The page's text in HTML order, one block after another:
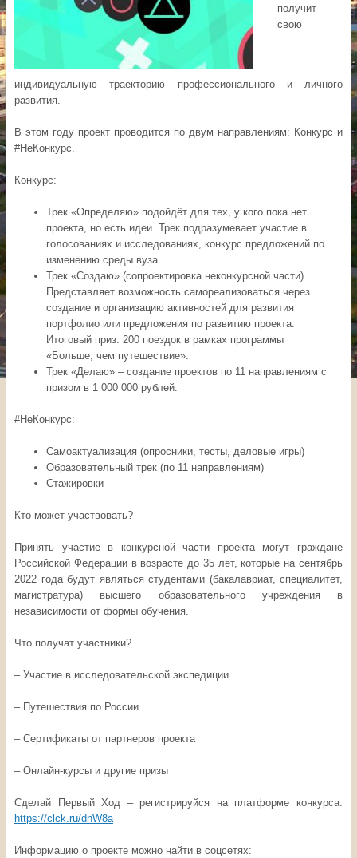
получит
свою
индивидуальную траекторию профессионального и личного
развития.
В этом году проект проводится по двум направлениям: Конкурс и
#НеКонкурс.
Конкурс:
Трек «Определяю» подойдёт для тех, у кого пока нет
проекта, но есть идеи. Трек подразумевает участие в
голосованиях и исследованиях, конкурс предложений по
изменению среды вуза.
Трек «Создаю» (сопроектировка неконкурсной части).
Представляет возможность самореализоваться через
создание и организацию активностей для развития
портфолио или предложения по развитию проекта.
Итоговый приз: 200 поездок в рамках программы
«Больше, чем путешествие».
Трек «Делаю» – создание проектов по 11 направлениям с
призом в 1 000 000 рублей.
#НеКонкурс:
Самоактуализация (опросники, тесты, деловые игры)
Образовательный трек (по 11 направлениям)
Стажировки
Кто может участвовать?
Принять участие в конкурсной части проекта могут граждане
Российской Федерации в возрасте до 35 лет, которые на сентябрь
2022 года будут являться студентами (бакалавриат, специалитет,
магистратура) высшего образовательного учреждения в
независимости от формы обучения.
Что получат участники?
– Участие в исследовательской экспедиции
– Путешествия по России
– Сертификаты от партнеров проекта
– Онлайн-курсы и другие призы
Сделай Первый Ход – регистрируйся на платформе конкурса:
https://clck.ru/dnW8a
Информацию о проекте можно найти в соцсетях: